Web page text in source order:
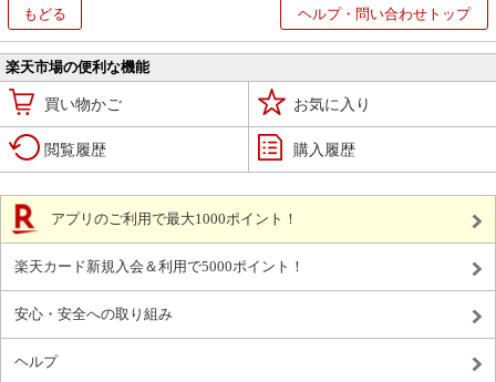
もどる ヘルプ・問い合わせトップ
楽天市場の便利な機能
買い物かご お気に入り
閲覧履歴 購入履歴
アプリのご利用で最大1000ポイント！
楽天カード新規入会＆利用で5000ポイント！
安心・安全への取り組み
ヘルプ